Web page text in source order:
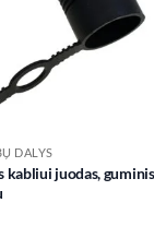
DALYS
kabliui juodas,